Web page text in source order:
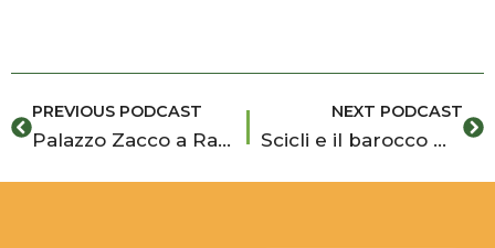
Prev
PREVIOUS PODCAST
Palazzo Zacco a Ragusa: il barocco che ride e provoca
NEXT PODCAST
Scicli e il barocco minore: le chiese di San Michele e Santa Teresa